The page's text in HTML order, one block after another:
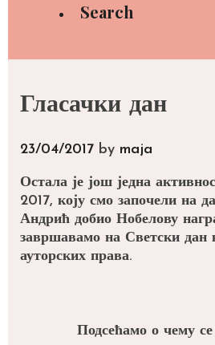
Search
Гласачки дан
23/04/2017 by maja
Остала је још једна
2017, коју смо започели на
Андрић добио Нобелову
завршавамо на Светски дан
ауторских права.
Подсећамо о чему се